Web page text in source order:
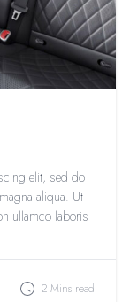
elit, sed do
aliqua. Ut
ullamco laboris
2 Mins read